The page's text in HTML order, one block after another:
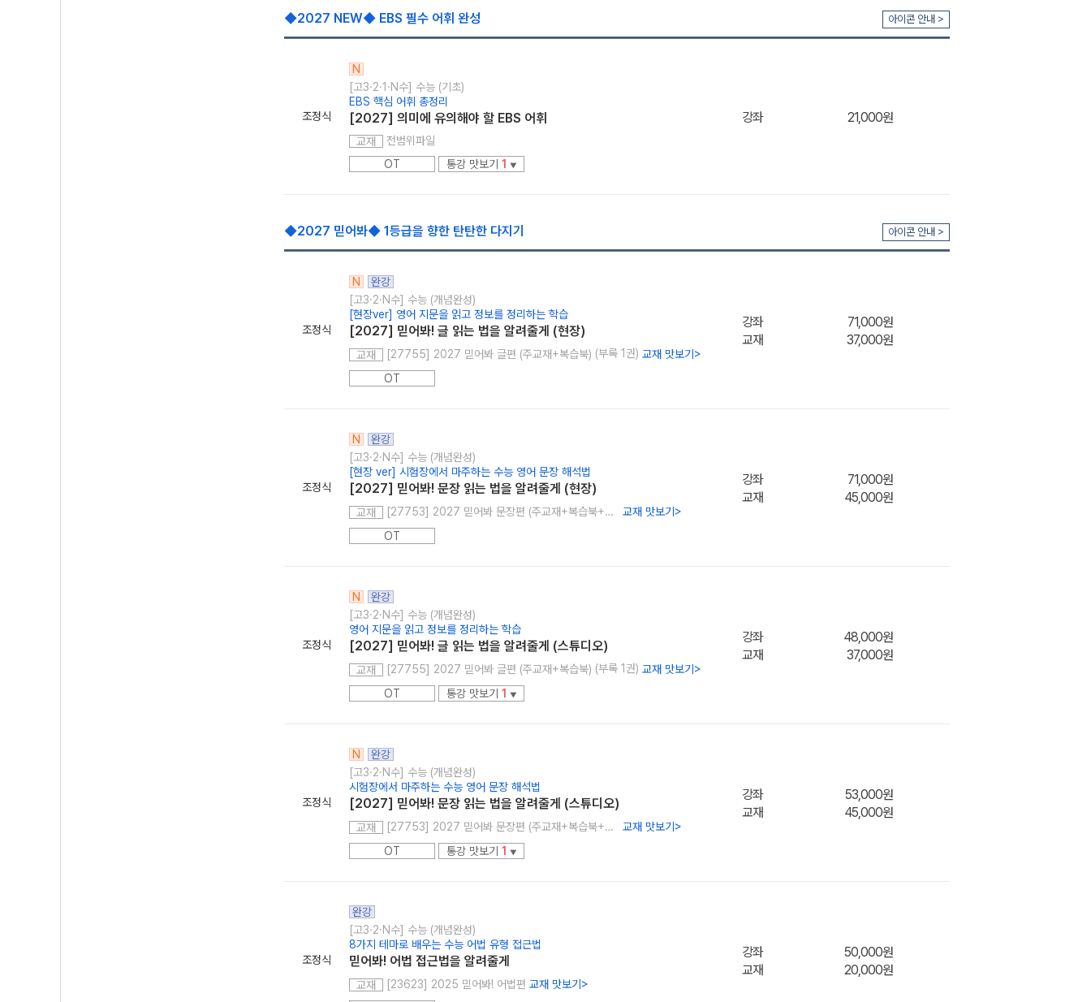
◆2027 NEW◆ EBS 필수 어휘 완성 아이콘 안내 >
조정식
N
[고3·2·1·N수] 수능 (기초)
EBS 핵심 어휘 총정리
[2027] 의미에 유의해야 할 EBS 어휘
교재
전범위파일
OT
통강 맛보기 1 ▼
강좌 21,000원
◆2027 믿어봐◆ 1등급을 향한 탄탄한 다지기 아이콘 안내 >
조정식
N
완강
[고3·2·N수] 수능 (개념완성)
[현장ver] 영어 지문을 읽고 정보를 정리하는 학습
[2027] 믿어봐! 글 읽는 법을 알려줄게 (현장)
교재 [27755] 2027 믿어봐 글편 (주교재+복습북) (부록 1권) 교재 맛보기 >
OT
강좌
71,000원
교재
37,000원
조정식
N
완강
[고3·2·N수] 수능 (개념완성)
[현장 ver] 시험장에서 마주하는 수능 영어 문장 해석법
[2027] 믿어봐! 문장 읽는 법을 알려줄게 (현장)
교재 [27753] 2027 믿어봐 문장편 (주교재+복습북+Workbook) 교재 맛보기 >
OT
강좌
71,000원
교재
45,000원
조정식
N
완강
[고3·2·N수] 수능 (개념완성)
영어 지문을 읽고 정보를 정리하는 학습
[2027] 믿어봐! 글 읽는 법을 알려줄게 (스튜디오)
교재 [27755] 2027 믿어봐 글편 (주교재+복습북) (부록 1권) 교재 맛보기 >
OT
통강 맛보기 1 ▼
강좌
48,000원
교재
37,000원
조정식
N
완강
[고3·2·N수] 수능 (개념완성)
시험장에서 마주하는 수능 영어 문장 해석법
[2027] 믿어봐! 문장 읽는 법을 알려줄게 (스튜디오)
교재 [27753] 2027 믿어봐 문장편 (주교재+복습북+Workbook) 교재 맛보기 >
OT
통강 맛보기 1 ▼
강좌
53,000원
교재
45,000원
조정식
완강
[고3·2·N수] 수능 (개념완성)
8가지 테마로 배우는 수능 어법 유형 접근법
믿어봐! 어법 접근법을 알려줄게
교재 [23623] 2025 믿어봐! 어법편 교재 맛보기 >
강좌
50,000원
교재
20,000원